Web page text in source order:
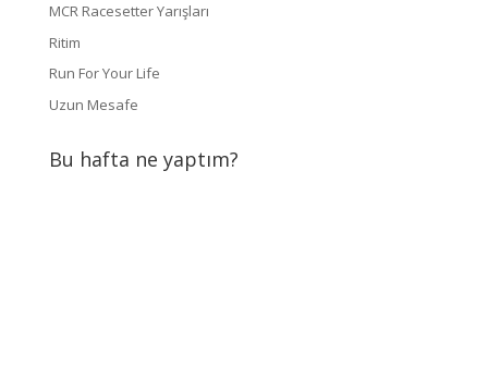
MCR Racesetter Yarışları
Ritim
Run For Your Life
Uzun Mesafe
Bu hafta ne yaptım?